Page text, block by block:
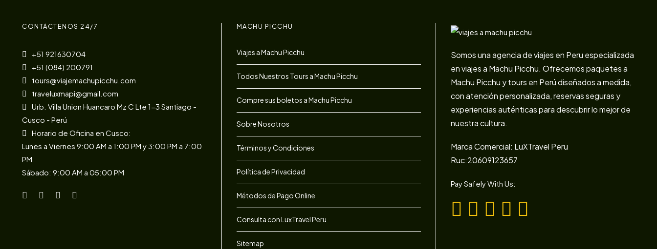
CONTÁCTENOS 24/7
+51 921630704
+51 (084) 200791
tours@viajemachupicchu.com
traveluxmapi@gmail.com
Urb. Villa Union Huancaro Mz C Lte 1-3 Santiago -
Cusco - Perú
Horario de Oficina en Cusco:
Lunes a Viernes 9:00 AM a 1:00 PM y 3:00 PM a 7:00
PM
Sábado: 9:00 AM a 05:00 PM
MACHU PICCHU
Viajes a Machu Picchu
Todos Nuestros Tours a Machu Picchu
Compre sus boletos a Machu Picchu
Sobre Nosotros
Términos y Condiciones
Política de Privacidad
Métodos de Pago Online
Consulta con LuxTravel Peru
Sitemap
Somos una agencia de viajes en Peru especializada
en viajes a Machu Picchu. Ofrecemos paquetes a
Machu Picchu y tours en Perú diseñados a medida,
con atención personalizada, reservas seguras y
experiencias auténticas para descubrir lo mejor de
nuestra cultura.
Marca Comercial: LuXTravel Peru
Ruc:20609123657
Pay Safely With Us: